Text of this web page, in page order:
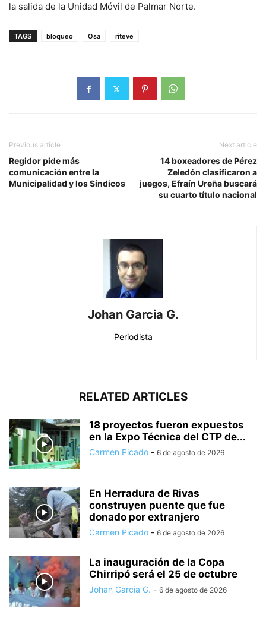
la salida de la Unidad Móvil de Palmar Norte.
TAGS bloqueo Osa riteve
Previous article
Regidor pide más
comunicación entre la
Municipalidad y los Síndicos
Next article
14 boxeadores de Pérez
Zeledón clasificaron a
juegos, Efraín Ureña buscará
su cuarto título nacional
Johan Garcia G.
Periodista
RELATED ARTICLES
18 proyectos fueron expuestos
en la Expo Técnica del CTP de...
Carmen Picado - 6 de agosto de 2026
En Herradura de Rivas
construyen puente que fue
donado por extranjero
Carmen Picado - 6 de agosto de 2026
La inauguración de la Copa
Chirripó será el 25 de octubre
Johan Garcia G. - 6 de agosto de 2026